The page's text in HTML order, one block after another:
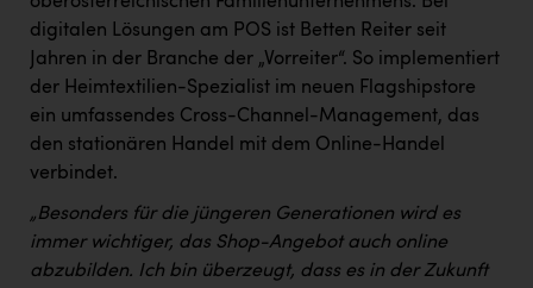
digitalen Lösungen am POS ist Betten Reiter seit
Jahren in der Branche der „Vorreiter“. So implementiert
der Heimtextilien-Spezialist im neuen Flagshipstore
ein umfassendes Cross-Channel-Management, das
den stationären Handel mit dem Online-Handel
verbindet.
„Besonders für die jüngeren Generationen wird es
immer wichtiger, das Shop-Angebot auch online
abzubilden. Ich bin überzeugt, dass es in der Zukunft